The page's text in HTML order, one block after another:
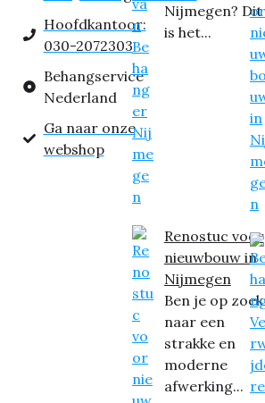
Hoofdkantoor:
030-2072303
Behangservice
Nederland
Ga naar onze
webshop
Nijmegen? Dit
is het...
Renostuc voor
nieuwbouw in
Nijmegen
Ben je op zoek
naar een
strakke en
moderne
afwerking...